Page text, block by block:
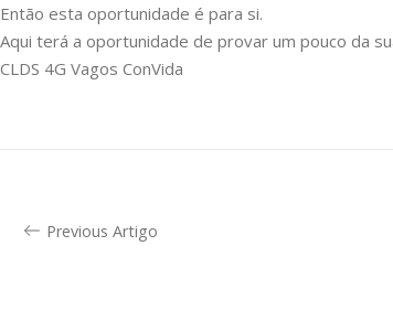
Então esta oportunidade é para si.
Aqui terá a oportunidade de provar um pouco da
CLDS 4G Vagos ConVida
Previous Artigo